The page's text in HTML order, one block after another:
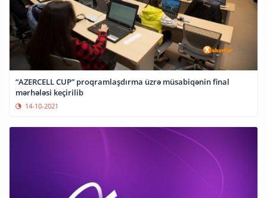
“AZERCELL CUP” proqramlaşdırma üzrə müsabiqənin final
mərhələsi keçirilib
14-10-2021